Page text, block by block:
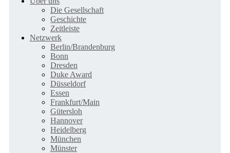
Die Gesellschaft
Geschichte
Zeitleiste
Netzwerk
Berlin/Brandenburg
Bonn
Dresden
Duke Award
Düsseldorf
Essen
Frankfurt/Main
Gütersloh
Hannover
Heidelberg
München
Münster